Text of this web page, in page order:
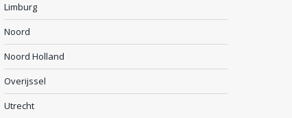
Limburg
Noord
Noord Holland
Overijssel
Utrecht